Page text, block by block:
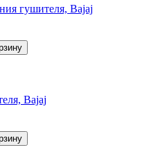
гушителя, Bajaj
Bajaj